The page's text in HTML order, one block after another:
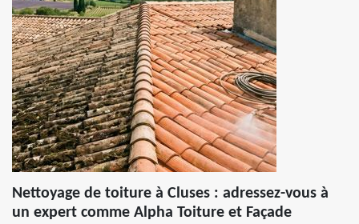
Nettoyage de toiture à Cluses : adressez-vous à
un expert comme Alpha Toiture et Façade